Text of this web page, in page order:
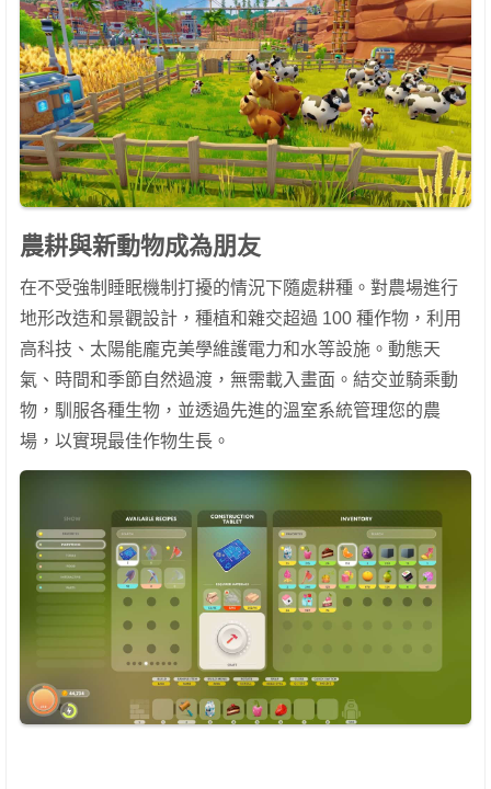
農耕與新動物成為朋友
在不受強制睡眠機制打擾的情況下隨處耕種。對農場進行
地形改造和景觀設計，種植和雜交超過 100 種作物，利用
高科技、太陽能龐克美學維護電力和水等設施。動態天
氣、時間和季節自然過渡，無需載入畫面。結交並騎乘動
物，馴服各種生物，並透過先進的溫室系統管理您的農
場，以實現最佳作物生長。